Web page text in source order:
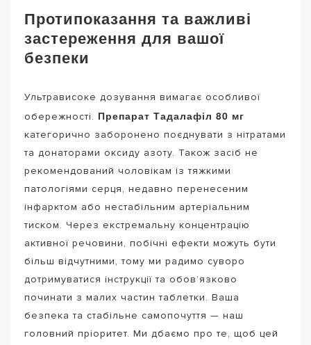
Протипоказання та важливі
застереження для вашої
безпеки
Ультрависоке дозування вимагає особливої
обережності. Препарат Тадалафіл 80 мг
категорично заборонено поєднувати з нітратами
та донаторами оксиду азоту. Також засіб не
рекомендований чоловікам із тяжкими
патологіями серця, недавно перенесеним
інфарктом або нестабільним артеріальним
тиском. Через екстремальну концентрацію
активної речовини, побічні ефекти можуть бути
більш відчутними, тому ми радимо суворо
дотримуватися інструкції та обов’язково
починати з малих частин таблетки. Ваша
безпека та стабільне самопочуття — наш
головний пріоритет. Ми дбаємо про те, щоб цей